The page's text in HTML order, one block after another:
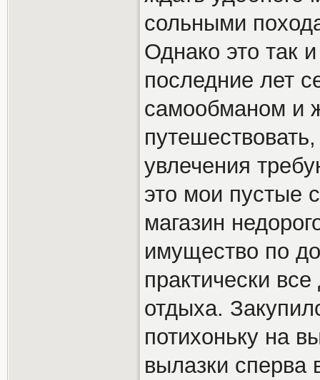
сольными
Однако это так
последние лет
самообманом и
увлечения
это мои пустые
магазин
имущество по
практически
отдыха.
потихоньку на
вылазки сперва